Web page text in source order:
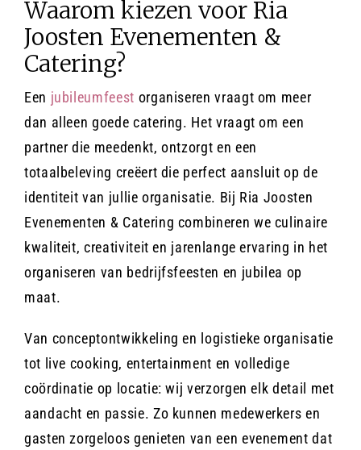
Waarom kiezen voor Ria
Joosten Evenementen &
Catering?
Een jubileumfeest organiseren vraagt om meer
dan alleen goede catering. Het vraagt om een
partner die meedenkt, ontzorgt en een
totaalbeleving creëert die perfect aansluit op de
identiteit van jullie organisatie. Bij Ria Joosten
Evenementen & Catering combineren we culinaire
kwaliteit, creativiteit en jarenlange ervaring in het
organiseren van bedrijfsfeesten en jubilea op
maat.
Van conceptontwikkeling en logistieke organisatie
tot live cooking, entertainment en volledige
coördinatie op locatie: wij verzorgen elk detail met
aandacht en passie. Zo kunnen medewerkers en
gasten zorgeloos genieten van een evenement dat